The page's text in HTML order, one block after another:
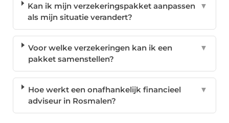
Kan ik mijn verzekeringspakket aanpassen
als mijn situatie verandert?
▼
Voor welke verzekeringen kan ik een
pakket samenstellen?
▼
Hoe werkt een onafhankelijk financieel
adviseur in Rosmalen?
▼